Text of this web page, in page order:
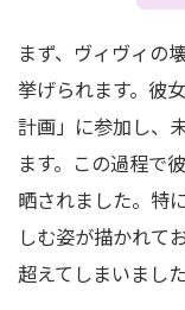
まず、ヴィヴィの
挙げられます。彼
計画」に参加し、
ます。この過程で
晒されました。特
しむ姿が描かれて
超えてしまいました